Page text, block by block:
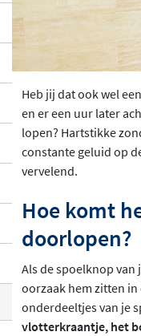
Heb jij dat ook wel
en er een uur later
lopen? Hartstikke
constante geluid op
vervelend.
Hoe komt
doorlopen?
Als de spoelknop
oorzaak hem zitten
onderdeeltjes van je
vlotterkraantje, het